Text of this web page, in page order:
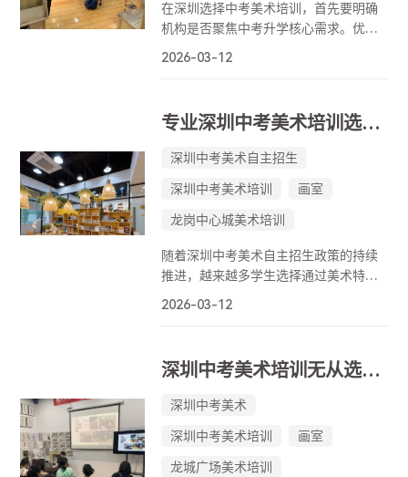
在深圳选择中考美术培训，首先要明确
机构是否聚焦中考升学核心需求。优质
的培训机构会围绕素描、速写、色彩三
配套艺术鉴赏、模拟考试、报考指导等
辅助课程。
2026-03-12
专业深圳中考美术培训选哪家？这家针对性教学提效快
深圳中考美术自主招生
深圳中考美术培训 画室
龙岗中心城美术培训
随着深圳中考美术自主招生政策的持续
推进，越来越多学生选择通过美术特长
升入理想高中。专业、系统且高效的美
应试能力，才能在激烈竞争中脱颖而
出。
2026-03-12
深圳中考美术培训无从选择？不妨看看这家画室！
深圳中考美术
深圳中考美术培训 画室
龙城广场美术培训